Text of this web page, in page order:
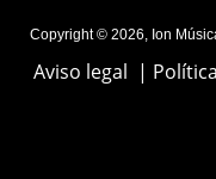
Copyright © 2026, Ion
Aviso legal |